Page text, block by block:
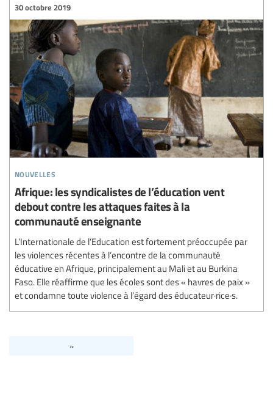
nouvelles
30 octobre 2019
Afrique: les syndicalistes de l’éducation vent
debout contre les attaques faites à la
communauté enseignante
L’Internationale de l’Education est fortement préoccupée par
les violences récentes à l’encontre de la communauté
éducative en Afrique, principalement au Mali et au Burkina
Faso. Elle réaffirme que les écoles sont des « havres de paix »
et condamne toute violence à l’égard des éducateur·rice·s.
»